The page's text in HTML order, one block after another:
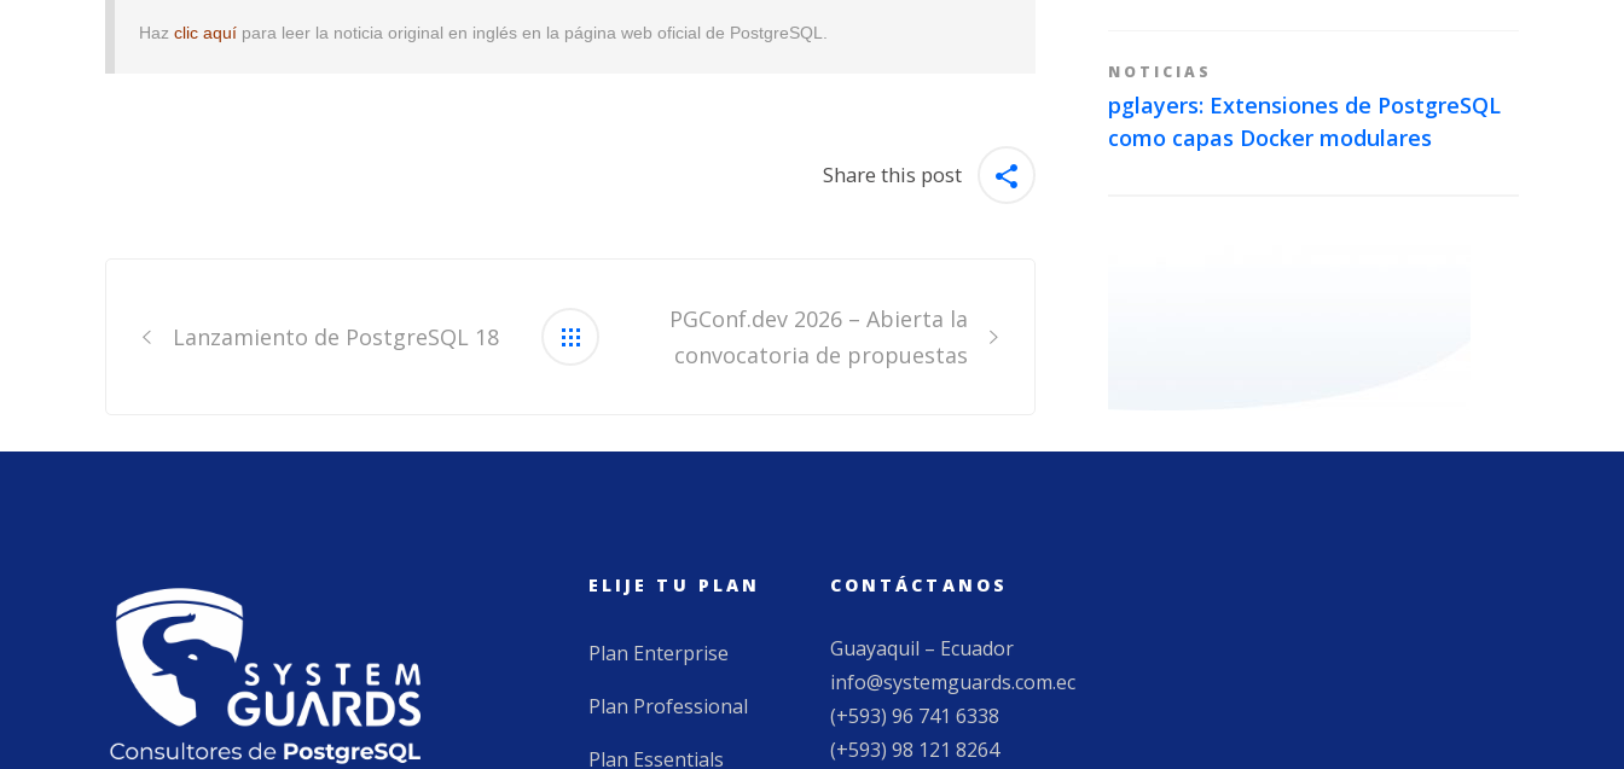
Haz clic aquí para leer la noticia original en inglés en la página web oficial de PostgreSQL.
Share this post
navigation
Lanzamiento de PostgreSQL 18
PGConf.dev 2026 – Abierta la
convocatoria de propuestas
NOTICIAS
pglayers: Extensiones de PostgreSQL
como capas Docker modulares
ELIJE TU PLAN
Plan Enterprise
Plan Professional
Plan Essentials
CONTÁCTANOS
Guayaquil – Ecuador
info@systemguards.com.ec
(+593) 96 741 6338
(+593) 98 121 8264